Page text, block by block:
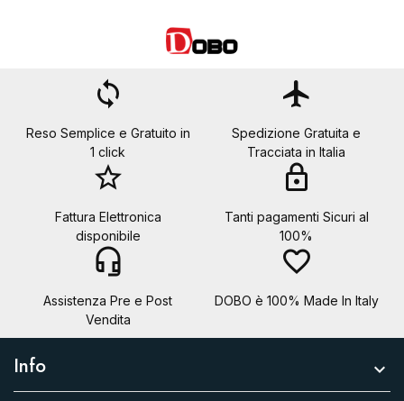
loop
Reso Semplice e Gratuito in
1 click
flight
Spedizione Gratuita e
Tracciata in Italia
star_border
Fattura Elettronica
disponibile
lock
Tanti pagamenti Sicuri al
100%
headset_mic
Assistenza Pre e Post
Vendita
favorite_border
DOBO è 100% Made In Italy
Info 